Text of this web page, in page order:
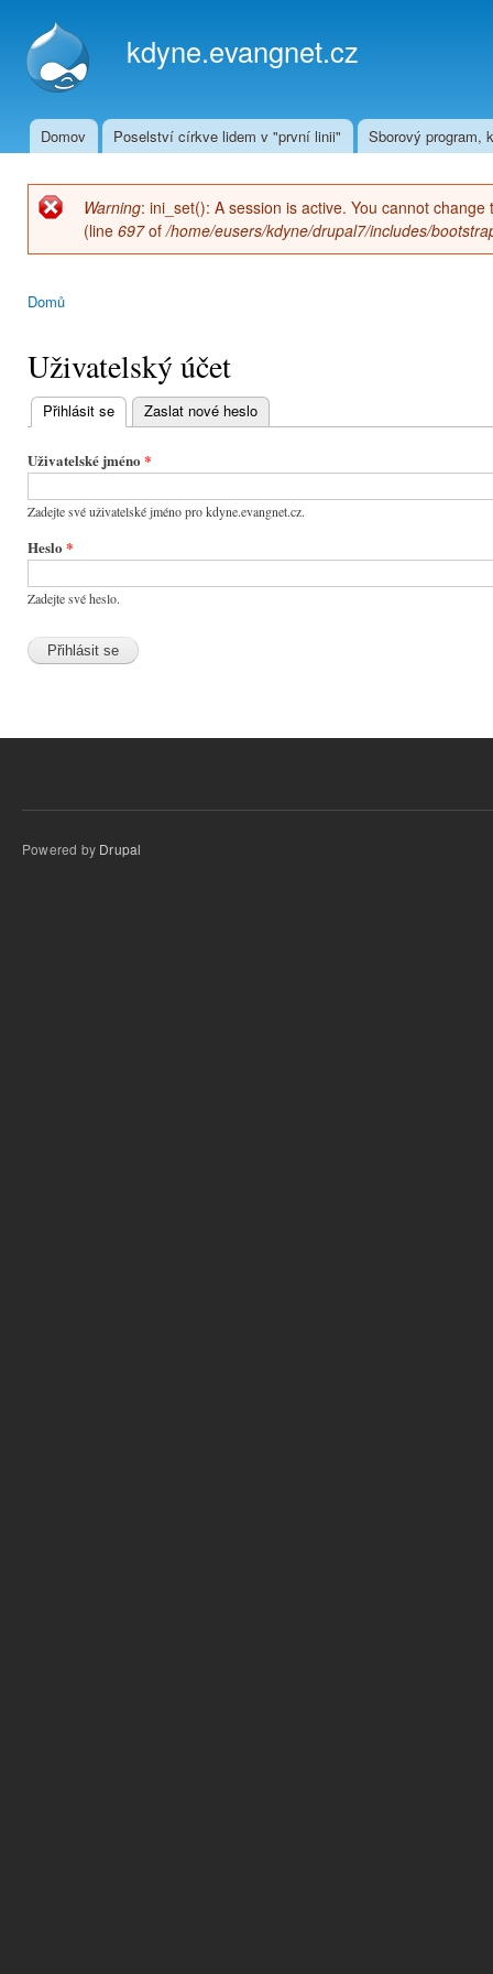
kdyne.evangnet.cz
Hlavní menu
Domov Poselství církve lidem v "první linii" Sborový program,
Chybová zpráva
Warning: ini_set(): A session is active. You cannot
(line 697of/home/eusers/kdyne/drupal7/includes/
Domů
Uživatelský účet
Hlavní
záložky
Přihlásit se (aktivní záložka)
Zaslat nové heslo
Uživatelské jméno *
Zadejte své uživatelské jméno pro kdyne.evangnet.cz.
Heslo *
Zadejte své heslo.
Powered by Drupal